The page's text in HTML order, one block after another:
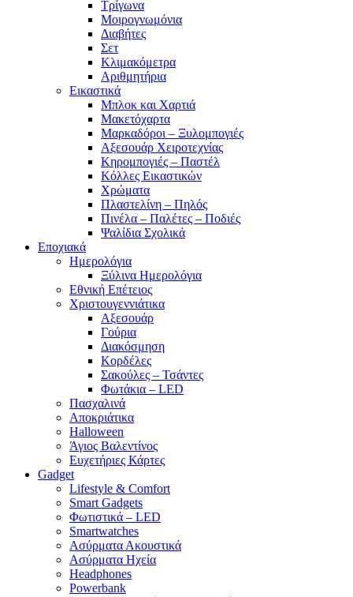
Τρίγωνα
Mοιρογνωμόνια
Διαβήτες
Σετ
Κλιμακόμετρα
Αριθμητήρια
Εικαστικά
Μπλοκ και Χαρτιά
Μακετόχαρτα
Μαρκαδόροι – Ξυλομπογιές
Αξεσουάρ Χειροτεχνίας
Κηρομπογιές – Παστέλ
Κόλλες Εικαστικών
Χρώματα
Πλαστελίνη – Πηλός
Πινέλα – Παλέτες – Ποδιές
Ψαλίδια Σχολικά
Εποχιακά
Ημερολόγια
Ξύλινα Ημερολόγια
Εθνική Επέτειος
Χριστουγεννιάτικα
Αξεσουάρ
Γούρια
Διακόσμηση
Κορδέλες
Σακούλες – Τσάντες
Φωτάκια – LED
Πασχαλινά
Αποκριάτικα
Halloween
Άγιος Βαλεντίνος
Ευχετήριες Κάρτες
Gadget
Lifestyle & Comfort
Smart Gadgets
Φωτιστικά – LED
Smartwatches
Ασύρματα Ακουστικά
Ασύρματα Ηχεία
Headphones
Powerbank